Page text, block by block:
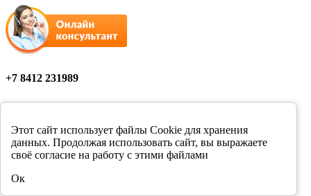
Этот сайт использует файлы Cookie для хранения
данных. Продолжая использовать сайт, вы выражаете
своё согласие на работу с этими файлами
Ок
+7 8412 231989
Мы в соцсетях
Цены в розничных магазинах Фортуна могут отличаться от
цен, указанных на сайте.